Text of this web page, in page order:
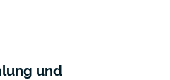
und